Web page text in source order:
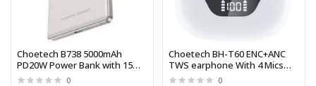
Choetech B738 5000mAh
PD20W Power Bank with 15W
Wireless Charger
0
Choetech BH-T60 ENC+ANC
TWS earphone With 4 Mics
White
0